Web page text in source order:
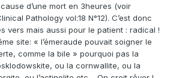
d’une mort en 3heures (voir
Pathology vol:18 N°12). C’est donc
vers mais aussi pour le patient : radical !
site: « l’émeraude pouvait soigner le
comme la bile » pourquoi pas la
ou la cornwallite, ou la